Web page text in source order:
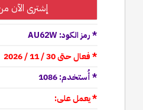
إشترى الآن
* رمز الكود: AU62W
* فعال حتى 30 / 11 / 2026
* أُستخدم: 1086
* يعمل على: